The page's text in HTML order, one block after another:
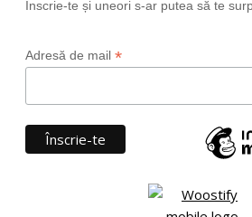
Înscrie-te și uneori s-ar putea să te
Adresă de mail *